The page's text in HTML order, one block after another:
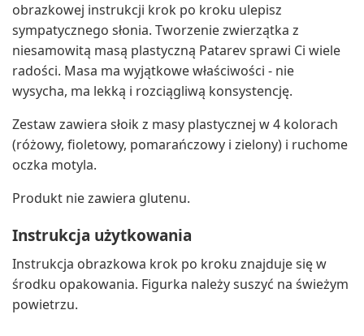
obrazkowej instrukcji krok po kroku ulepisz
sympatycznego słonia. Tworzenie zwierzątka z
niesamowitą masą plastyczną Patarev sprawi Ci wiele
radości. Masa ma wyjątkowe właściwości - nie
wysycha, ma lekką i rozciągliwą konsystencję.
Zestaw zawiera słoik z masy plastycznej w 4 kolorach
(różowy, fioletowy, pomarańczowy i zielony) i ruchome
oczka motyla.
Produkt nie zawiera glutenu.
Instrukcja użytkowania
Instrukcja obrazkowa krok po kroku znajduje się w
środku opakowania. Figurka należy suszyć na świeżym
powietrzu.